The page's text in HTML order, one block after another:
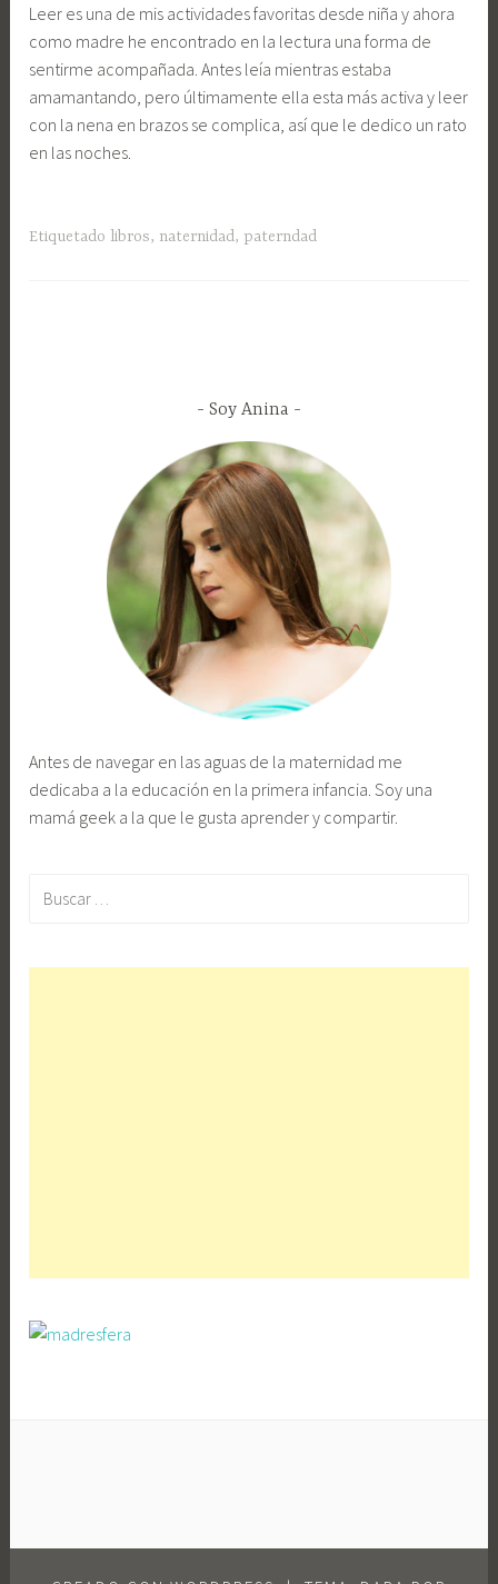
Leer es una de mis actividades favoritas desde niña y ahora
como madre he encontrado en la lectura una forma de
sentirme acompañada. Antes leía mientras estaba
amamantando, pero últimamente ella esta más activa y leer
con la nena en brazos se complica, así que le dedico un rato
en las noches.
Etiquetado libros, naternidad, paterndad
Soy Anina
Antes de navegar en las aguas de la maternidad me
dedicaba a la educación en la primera infancia. Soy una
mamá geek a la que le gusta aprender y compartir.